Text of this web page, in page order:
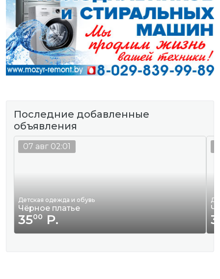
Последние добавленные
объявления
Детская одежда и обувь
Чёрное платье
3500Р.
07 авг 02:01